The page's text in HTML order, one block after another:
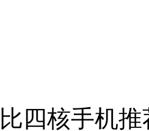
四核手机推